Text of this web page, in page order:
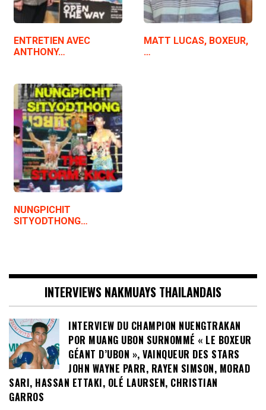
ENTRETIEN AVEC
ANTHONY…
MATT LUCAS, BOXEUR,
…
NUNGPICHIT
SITYODTHONG…
INTERVIEWS NAKMUAYS THAILANDAIS
INTERVIEW DU CHAMPION NUENGTRAKAN
POR MUANG UBON SURNOMMÉ « LE BOXEUR
GÉANT D’UBON », VAINQUEUR DES STARS
JOHN WAYNE PARR, RAYEN SIMSON, MORAD
SARI, HASSAN ETTAKI, OLÉ LAURSEN, CHRISTIAN
GARROS